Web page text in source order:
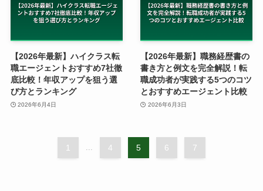
【2026年最新】ハイクラス転
職エージェントおすすめ7社徹
底比較！年収アップを狙う選
び方とランキング
2026年6月4日
【2026年最新】職務経歴書の
書き方と例文を完全解説！転
職成功者が実践する5つのコツ
とおすすめエージェント比較
2026年6月3日
1 4 5 6 7